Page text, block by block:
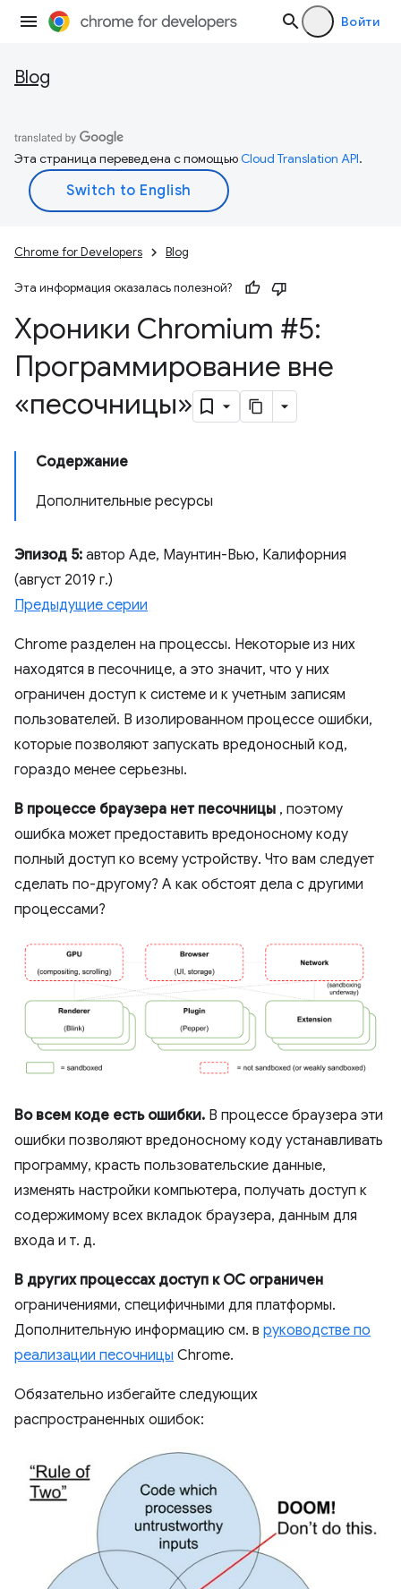
Войти
Blog
Эта страница переведена с помощьюCloud Translation API.
Chrome for Developers Blog
Эта информация оказалась полезной?
Хроники Chromium #5:
Программирование вне
«песочницы»
Содержание
Дополнительные ресурсы
Эпизод 5: автор Аде, Маунтин-Вью, Калифорния
(август 2019 г.)
Предыдущие серии
Chrome разделен на процессы. Некоторые из них
находятся в песочнице, а это значит, что у них
ограничен доступ к системе и к учетным записям
пользователей. В изолированном процессе ошибки,
которые позволяют запускать вредоносный код,
гораздо менее серьезны.
В процессе браузера нет песочницы , поэтому
ошибка может предоставить вредоносному коду
полный доступ ко всему устройству. Что вам следует
сделать по-другому? А как обстоят дела с другими
процессами?
Во всем коде есть ошибки. В процессе браузера эти
ошибки позволяют вредоносному коду устанавливать
программу, красть пользовательские данные,
изменять настройки компьютера, получать доступ к
содержимому всех вкладок браузера, данным для
входа и т. д.
В других процессах доступ к ОС ограничен
ограничениями, специфичными для платформы.
Дополнительную информацию см. в руководстве по
реализации песочницы Chrome.
Обязательно избегайте следующих
распространенных ошибок: